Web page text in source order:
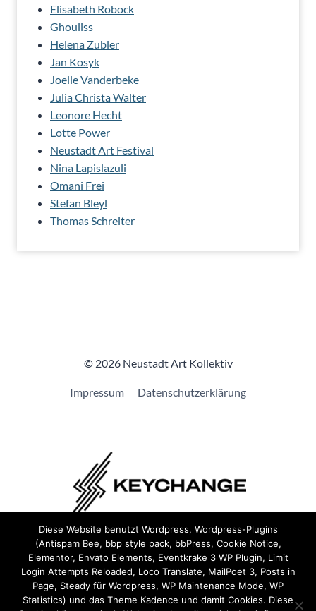
Elisabeth Robock
Ghouliss
Helena Zubler
Jan Kosyk
Joelle Vanderbeke
Julia Christa Walter
Leonore Hecht
Lotte Power
Neustadt Art Festival
Nina Lapislazuli
Omani Frei
Stefan Bleyl
Thomas Schreiter
© 2026 Neustadt Art Kollektiv
Impressum Datenschutzerklärung
Wir sind Teil vonKeychange und haben einePledge
unterzeichnet.
Diese Website benutzt Wordpress, Wordpress-Plugins
(Antispam Bee, bbp style pack, bbPress, Cookie Notice,
Elementor, Envato Elements, Eventkrake 3 WP Plugin, Limit
Login Attempts Reloaded, Loco Translate, MailPoet 3, Posts in
Page, Steady für Wordpress, WP Maintenance Mode, WP
Statistics) und das Theme Kadence und damit Cookies. Diese